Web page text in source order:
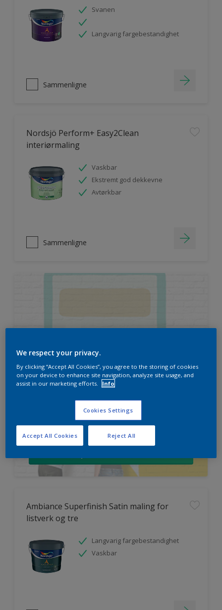
Svanen
Langvarig fargebestandighet
Sammenligne
Nordsjö Perform+ Easy2Clean
interiørmaling
Vaskbar
Ekstremt god dekkevne
Avtørkbar
Sammenligne
HVOR MYE MALING TRENGER DU?
Ambiance Superfinish Satin maling for
listverk og tre
Langvarig fargebestandighet
Vaskbar
We respect your privacy.
By clicking “Accept All Cookies”, you agree to the storing of cookies
on your device to enhance site navigation, analyze site usage, and
assist in our marketing efforts.
Info
Cookies Settings
Reject All
Accept All Cookies